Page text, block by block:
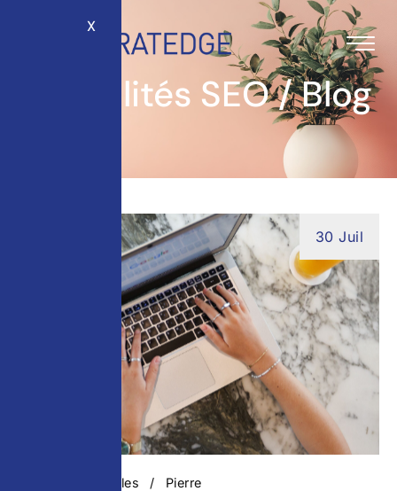
X
Actualités SEO / Blog
30 Juil
Actualités digitales Pierre